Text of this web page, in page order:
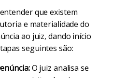
que existem
e materialidade do
ao juiz, dando início
seguintes são:
O juiz analisa se